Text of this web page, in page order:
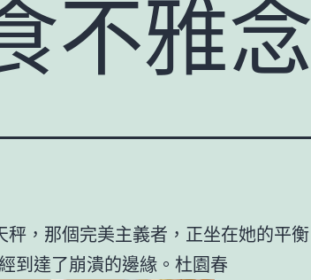
不雅念
秤，那個完美主義者，正坐在她的平衡
到達了崩潰的邊緣。杜園春